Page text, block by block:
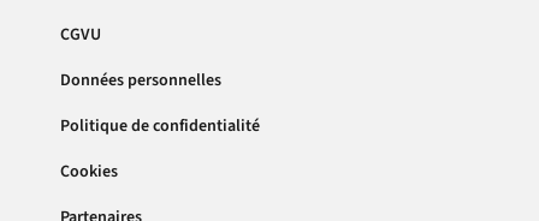
CGVU
Données personnelles
Politique de confidentialité
Cookies